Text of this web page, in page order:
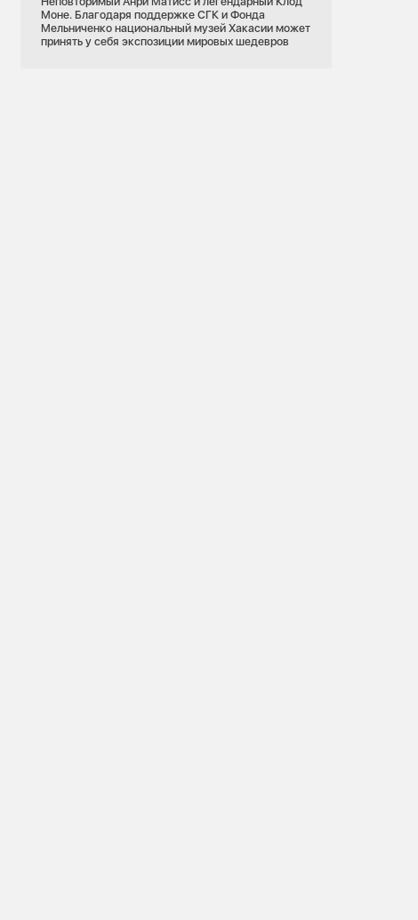
Моне. Благодаря поддержке СГК и Фонда
Мельниченко национальный музей Хакасии может
принять у себя экспозиции мировых шедевров